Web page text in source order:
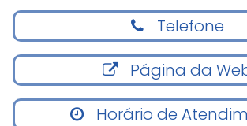
Telefone
Página da
Horário de